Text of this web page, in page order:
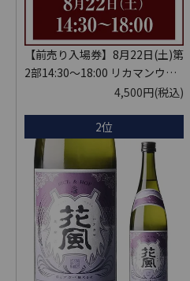
【前売り入場券】8月22日(土)第
2部14:30～18:00 リカマンウイ
スキーメッセ in京都 2026 1枚
中旬】にメールにて配信予定
※代引き決済不可
4,500円(税込)
2位